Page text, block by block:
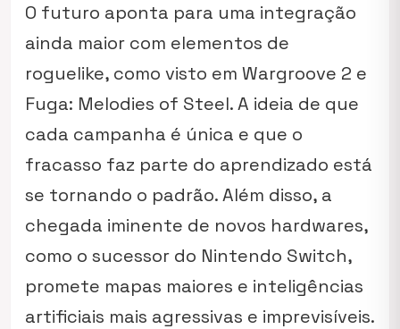
O futuro aponta para uma integração
ainda maior com elementos de
roguelike, como visto em Wargroove 2 e
Fuga: Melodies of Steel. A ideia de que
cada campanha é única e que o
fracasso faz parte do aprendizado está
se tornando o padrão. Além disso, a
chegada iminente de novos hardwares,
como o sucessor do Nintendo Switch,
promete mapas maiores e inteligências
artificiais mais agressivas e imprevisíveis.